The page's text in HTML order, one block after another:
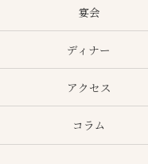
宴会
ディナー
アクセス
コラム